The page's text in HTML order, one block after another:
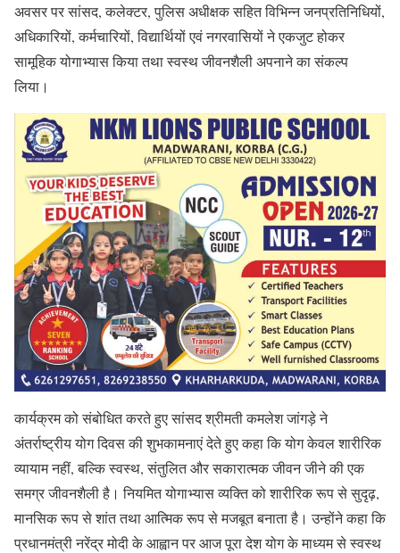
अवसर पर सांसद, कलेक्टर, पुलिस अधीक्षक सहित विभिन्न जनप्रतिनिधियों,
अधिकारियों, कर्मचारियों, विद्यार्थियों एवं नगरवासियों ने एकजुट होकर
सामूहिक योगाभ्यास किया तथा स्वस्थ जीवनशैली अपनाने का संकल्प
लिया।
कार्यक्रम को संबोधित करते हुए सांसद श्रीमती कमलेश जांगड़े ने
अंतर्राष्ट्रीय योग दिवस की शुभकामनाएं देते हुए कहा कि योग केवल शारीरिक
व्यायाम नहीं, बल्कि स्वस्थ, संतुलित और सकारात्मक जीवन जीने की एक
समग्र जीवनशैली है। नियमित योगाभ्यास व्यक्ति को शारीरिक रूप से सुदृढ़,
मानसिक रूप से शांत तथा आत्मिक रूप से मजबूत बनाता है। उन्होंने कहा कि
प्रधानमंत्री नरेंद्र मोदी के आह्वान पर आज पूरा देश योग के माध्यम से स्वस्थ